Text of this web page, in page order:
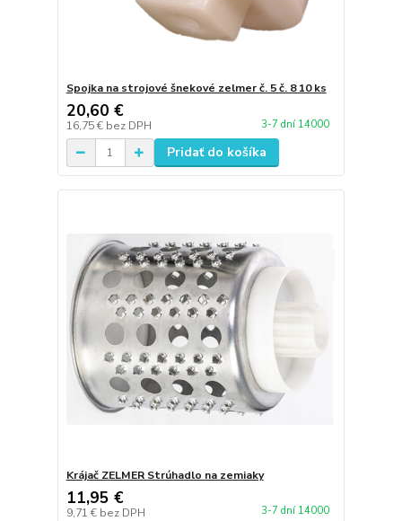
Spojka na strojové šnekové zelmer č. 5 č. 8 10 ks
20,60 €
16,75 € bez DPH 3-7 dní 14000
Pridať do košíka
Krájač ZELMER Strúhadlo na zemiaky
11,95 €
9,71 € bez DPH 3-7 dní 14000